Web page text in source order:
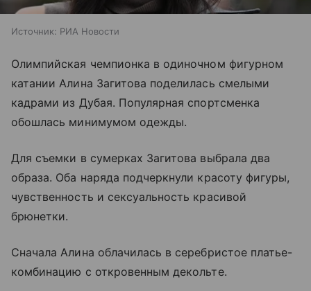
Источник: РИА Новости
Олимпийская чемпионка в одиночном фигурном
катании Алина Загитова поделилась смелыми
кадрами из Дубая. Популярная спортсменка
обошлась минимумом одежды.
Для съемки в сумерках Загитова выбрала два
образа. Оба наряда подчеркнули красоту фигуры,
чувственность и сексуальность красивой
брюнетки.
Сначала Алина облачилась в серебристое платье-
комбинацию с откровенным декольте.